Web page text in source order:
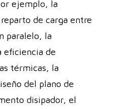
ejemplo, la
de carga entre
paralelo, la
eficiencia de
térmicas, la
del plano de
disipador, el